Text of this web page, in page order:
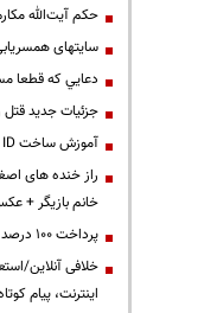
حكم آيت‌الله
سایتهای
دعايي كه قطعا
جزئیات جدید قتل
آموزش ساخت Apple ID برای کاربران ایرانی
راز خنده های
خانم بازیگر +
پرداخت ۱۰۰ درصد پاداش پایان خدمت فرهنگیان
خلافی آنلاین/
اینترنت، پیام